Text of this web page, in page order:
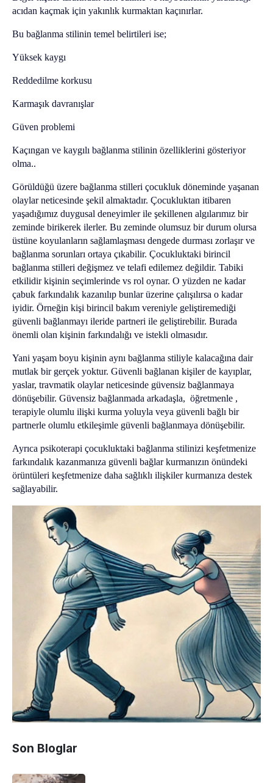
acıdan kaçmak için yakınlık kurmaktan kaçınırlar.
Bu bağlanma stilinin temel belirtileri ise;
Yüksek kaygı
Reddedilme korkusu
Karmaşık davranışlar
Güven problemi
Kaçıngan ve kaygılı bağlanma stilinin özelliklerini gösteriyor
olma..
Görüldüğü üzere bağlanma stilleri çocukluk döneminde yaşanan
olaylar neticesinde şekil almaktadır. Çocukluktan itibaren
yaşadığımız duygusal deneyimler ile şekillenen algılarımız bir
zeminde birikerek ilerler. Bu zeminde olumsuz bir durum olursa
üstüne koyulanların sağlamlaşması dengede durması zorlaşır ve
bağlanma sorunları ortaya çıkabilir. Çocukluktaki birincil
bağlanma stilleri değişmez ve telafi edilemez değildir. Tabiki
etkilidir kişinin seçimlerinde vs rol oynar. O yüzden ne kadar
çabuk farkındalık kazanılıp bunlar üzerine çalışılırsa o kadar
iyidir. Örneğin kişi birincil bakım vereniyle geliştiremediği
güvenli bağlanmayı ileride partneri ile geliştirebilir. Burada
önemli olan kişinin farkındalığı ve istekli olmasıdır.
Yani yaşam boyu kişinin aynı bağlanma stiliyle kalacağına dair
mutlak bir gerçek yoktur. Güvenli bağlanan kişiler de kayıplar,
yaslar, travmatik olaylar neticesinde güvensiz bağlanmaya
dönüşebilir. Güvensiz bağlanmada arkadaşla, öğretmenle ,
terapiyle olumlu ilişki kurma yoluyla veya güvenli bağlı bir
partnerle olumlu etkileşimle güvenli bağlanmaya dönüşebilir.
Ayrıca psikoterapi çocukluktaki bağlanma stilinizi keşfetmenize
farkındalık kazanmanıza güvenli bağlar kurmanızın önündeki
örüntüleri keşfetmenize daha sağlıklı ilişkiler kurmanıza destek
sağlayabilir.
Son Bloglar